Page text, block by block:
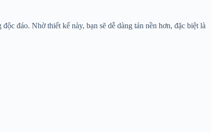
đáo. Nhờ thiết kế này, bạn sẽ dễ dàng tán nền hơn, đặc biệt là